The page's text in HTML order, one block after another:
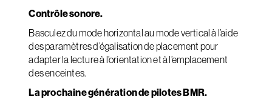
Contrôle sonore.
Basculez du mode horizontal au mode vertical à l’aide
des paramètres d’égalisation de placement pour
adapter la lecture à l’orientation et à l’emplacement
des enceintes.
La prochaine génération de pilotes BMR.